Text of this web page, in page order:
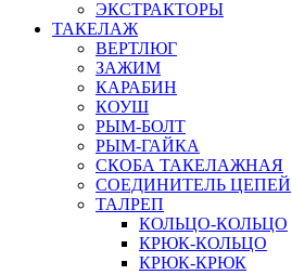
ЭКСТРАКТОРЫ
ТАКЕЛАЖ
ВЕРТЛЮГ
ЗАЖИМ
КАРАБИН
КОУШ
РЫМ-БОЛТ
РЫМ-ГАЙКА
СКОБА ТАКЕЛАЖНАЯ
СОЕДИНИТЕЛЬ ЦЕПЕЙ
ТАЛРЕП
КОЛЬЦО-КОЛЬЦО
КРЮК-КОЛЬЦО
КРЮК-КРЮК